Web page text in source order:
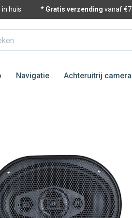
huis * Gratis verzending vanaf
Navigatie Achteruitrij camera